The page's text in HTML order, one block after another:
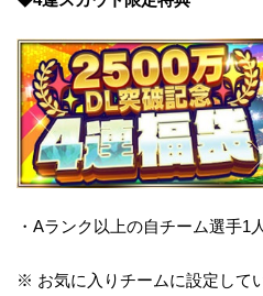
・Aランク以上の自チーム選手1
※ お気に入りチームに設定して